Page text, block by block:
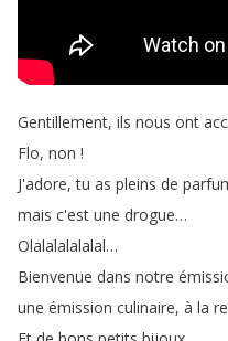
Gentillement, ils nous ont
Flo, non !
J'adore,tu as pleins de
mais c'est une drogue…
Olalalalalalal…
Bienvenue dans notre
une émission culinaire, à la